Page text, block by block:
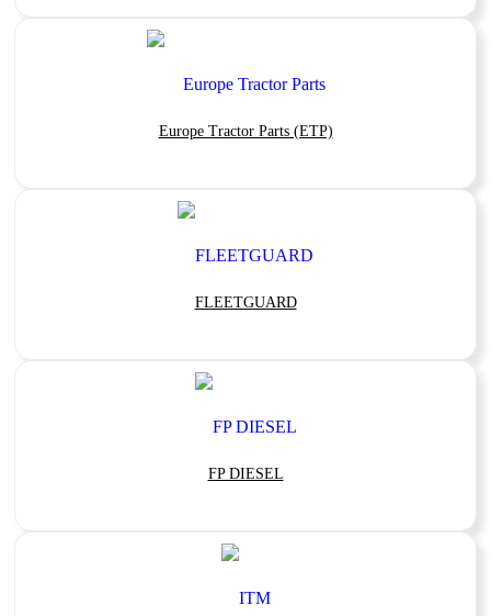
Europe Tractor Parts (ETP)
FLEETGUARD
FP DIESEL